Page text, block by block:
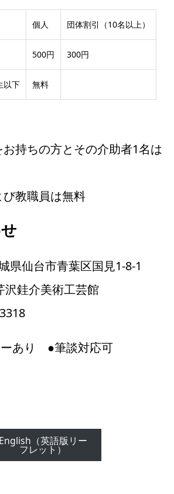
個人 団体割引（10名以上）
500円 300円
以下 無料
持ちの方とその介助者1名は
教職員は無料
県仙台市青葉区国見1-8-1
沢銈介美術工芸館
あり ●筆談対応可
English（英語版リー
フレット）